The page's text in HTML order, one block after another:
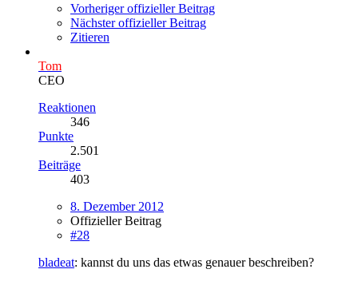
Vorheriger offizieller Beitrag
Nächster offizieller Beitrag
Zitieren
Tom
CEO
Reaktionen
346
Punkte
2.501
Beiträge
403
8. Dezember 2012
Offizieller Beitrag
#28
bladeat: kannst du uns das etwas genauer beschreiben?